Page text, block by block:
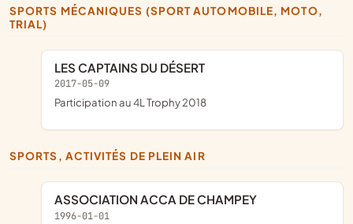
SPORTS MÉCANIQUES (SPORT AUTOMOBILE, MOTO,
TRIAL)
LES CAPTAINS DU DÉSERT
2017-05-09
participation au 4L Trophy 2018
SPORTS, ACTIVITÉS DE PLEIN AIR
ASSOCIATION ACCA DE CHAMPEY
1996-01-01